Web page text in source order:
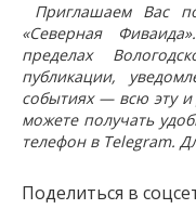
Приглашаем Вас
«Северная
пределах
публикации,
событиях — всю эту
можете получать
телефон в Telegram.
Поделиться в